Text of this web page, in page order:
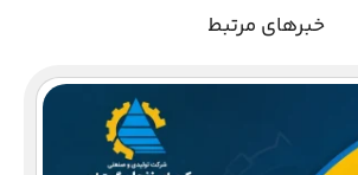
خبرهای مرتبط